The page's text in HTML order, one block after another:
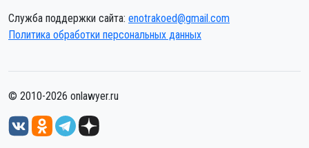
Служба поддержки сайта: enotrakoed@gmail.com
Политика обработки персональных данных
© 2010-2026 onlawyer.ru